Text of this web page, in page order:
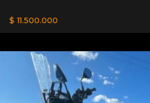
$ 11.500.000